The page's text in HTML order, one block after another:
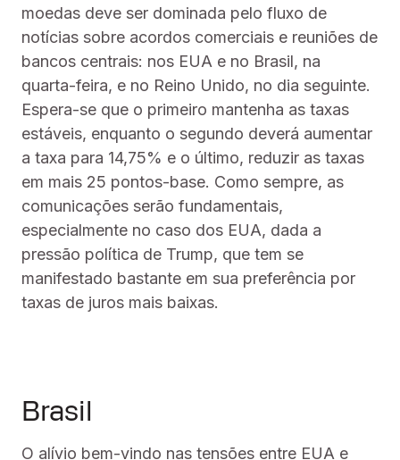
moedas deve ser dominada pelo fluxo de
notícias sobre acordos comerciais e reuniões de
bancos centrais: nos EUA e no Brasil, na
quarta-feira, e no Reino Unido, no dia seguinte.
Espera-se que o primeiro mantenha as taxas
estáveis, enquanto o segundo deverá aumentar
a taxa para 14,75% e o último, reduzir as taxas
em mais 25 pontos-base. Como sempre, as
comunicações serão fundamentais,
especialmente no caso dos EUA, dada a
pressão política de Trump, que tem se
manifestado bastante em sua preferência por
taxas de juros mais baixas.
Brasil
O alívio bem-vindo nas tensões entre EUA e